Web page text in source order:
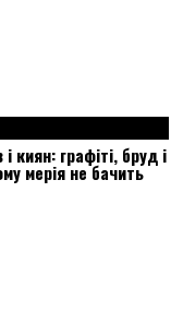
киян: графіті, бруд і
мерія не бачить